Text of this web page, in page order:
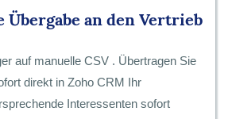
Übergabe an den Vertrieb
auf manuelle CSV . Übertragen Sie
direkt in Zoho CRM Ihr
Interessenten sofort